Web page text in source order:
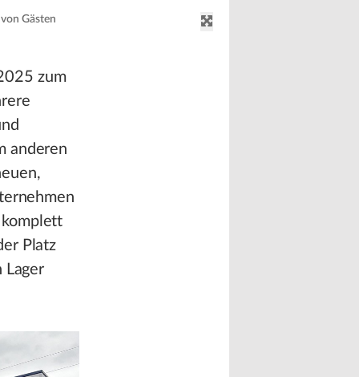
Gästen
zum
anderen
Platz
Lager